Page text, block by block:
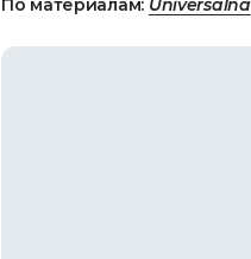
По материалам: Universalna